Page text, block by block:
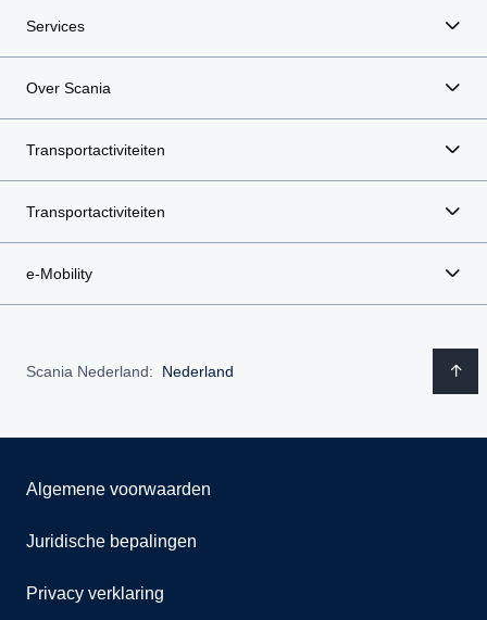
Services
Over Scania
Transportactiviteiten
Transportactiviteiten
e-Mobility
Scania Nederland: Nederland
Algemene voorwaarden
Juridische bepalingen
Privacy verklaring